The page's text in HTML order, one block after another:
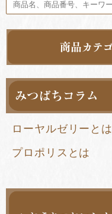
ローヤルゼリーとは
プロポリスとは